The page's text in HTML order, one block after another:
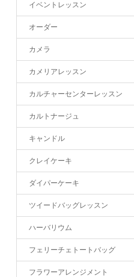
イベントレッスン
オーダー
カメラ
カメリアレッスン
カルチャーセンターレッスン
カルトナージュ
キャンドル
クレイケーキ
ダイパーケーキ
ツイードバッグレッスン
ハーバリウム
フェリーチェトートバッグ
フラワーアレンジメント